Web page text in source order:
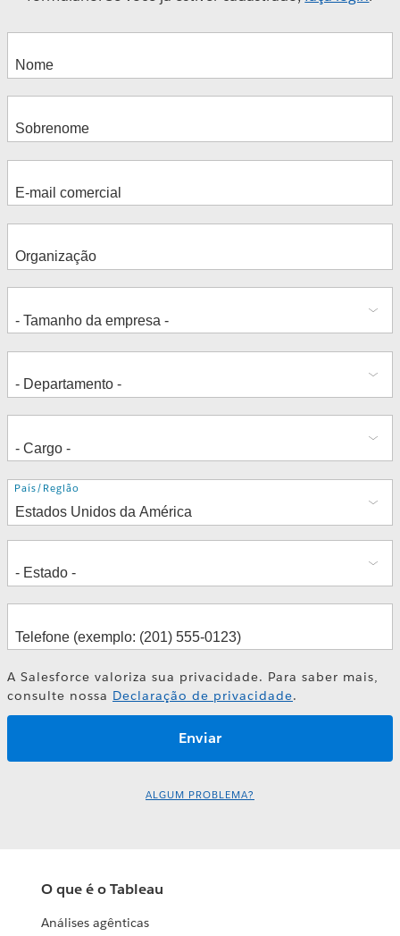
Endereço
País/Região
A Salesforce valoriza sua privacidade. Para saber mais,
consulte nossa Declaração de privacidade.
ALGUM PROBLEMA?
O que é o Tableau
Análises agênticas